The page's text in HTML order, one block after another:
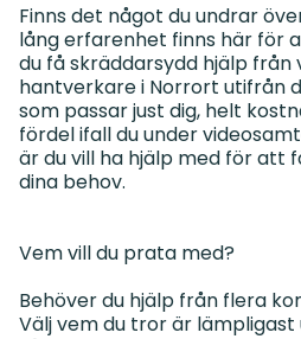
Finns det något du undrar
lång erfarenhet finns här för
du få skräddarsydd hjälp från
hantverkare i Norrort utifrån
som passar just dig, helt
fördel ifall du under
är du vill ha hjälp med för att
dina behov.
Vem vill du prata med?
Behöver du hjälp från flera
Välj vem du tror är